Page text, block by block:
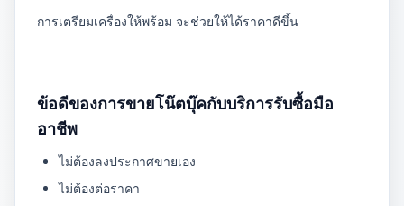
การเตรียมเครื่องให้พร้อม จะช่วยให้ได้ราคาดีขึ้น
ข้อดีของการขายโน๊ตบุ๊คกับบริการรับซื้อมือ
อาชีพ
ไม่ต้องลงประกาศขายเอง
ไม่ต้องต่อราคา